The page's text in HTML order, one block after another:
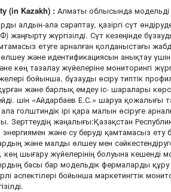
(in Kazakh) : Алматы облысында модельді
алдын-ала сараптау, қазіргі сүт
жүргізілді. Сүт кезеңінде
етуге арналған қолданыстағы
және идентификациясын анықтау
көң тазалау жүйелеріне мониторингі
бойынша, бұзауды өсіру типтік
және барлық емдеу іс- шаралары
шін «Айдарбаев Е.С.» шаруа қожалығы
голштиндік ірі қара малын өсіруге
жаңалығы:Қазақстан
энергиямен және су беруді қамтамасыз
және малды өлшеу мен
шығару жүйелерінің болуына кешенді
басы бар модельдік фермаларды құру
аспектілері бойынша маркетингтік